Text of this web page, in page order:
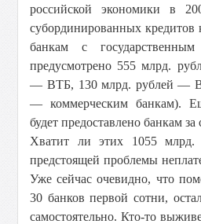
российской экономики в
субординированных кредитов
банкам с
предусмотрено 555 млрд.
— ВТБ, 130 млрд. рублей —
— коммерческим банкам).
будет предоставлено банкам за
Хватит ли этих 1055 млрд.
предстоящей проблемы
Уже сейчас очевидно, что
30 банков первой сотни,
самостоятельно. Кто-то